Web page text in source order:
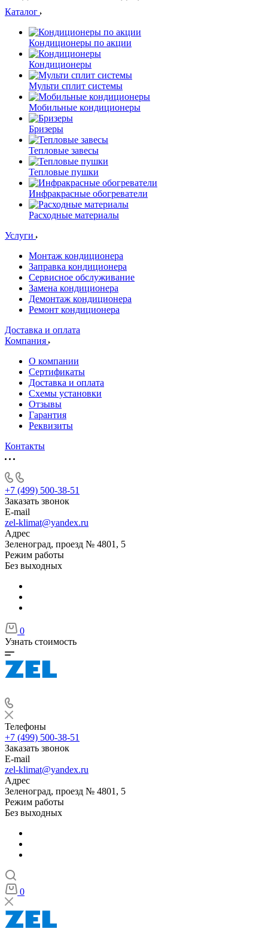
Каталог
Кондиционеры по акции
Кондиционеры
Мульти сплит системы
Мобильные кондиционеры
Бризеры
Тепловые завесы
Тепловые пушки
Инфракрасные обогреватели
Расходные материалы
Услуги
Монтаж кондиционера
Заправка кондиционера
Сервисное обслуживание
Замена кондиционера
Демонтаж кондиционера
Ремонт кондиционера
Доставка и оплата
Компания
О компании
Сертификаты
Доставка и оплата
Схемы установки
Отзывы
Гарантия
Реквизиты
Контакты
+7 (499) 500-38-51
Заказать звонок
E-mail
zel-klimat@yandex.ru
Адрес
Зеленоград, проезд № 4801, 5
Режим работы
Без выходных
0
Узнать стоимость
Телефоны
+7 (499) 500-38-51
Заказать звонок
E-mail
zel-klimat@yandex.ru
Адрес
Зеленоград, проезд № 4801, 5
Режим работы
Без выходных
0